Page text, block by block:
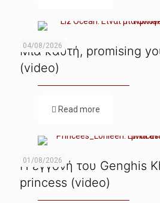
04/08/2026
Μια καυτή, promising
(video)
Read more
01/08/2026
Η εγγονή του Genghis
princess (video)